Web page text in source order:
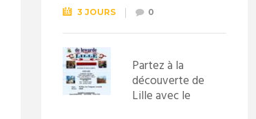
septembre
2026
3 JOURS 0
Partez à la
découverte de
Lille avec le